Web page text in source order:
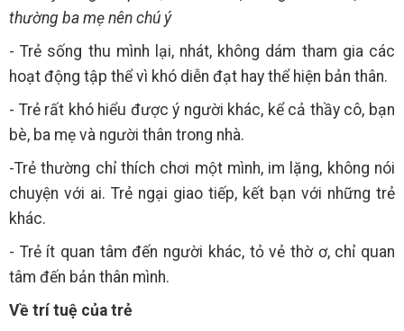
thường ba mẹ nên chú ý
- Trẻ sống thu mình lại, nhát, không dám tham gia các
hoạt động tập thể vì khó diễn đạt hay thể hiện bản thân.
- Trẻ rất khó hiểu được ý người khác, kể cả thầy cô, bạn
bè, ba mẹ và người thân trong nhà.
-Trẻ thường chỉ thích chơi một mình, im lặng, không nói
chuyện với ai. Trẻ ngại giao tiếp, kết bạn với những trẻ
khác.
- Trẻ ít quan tâm đến người khác, tỏ vẻ thờ ơ, chỉ quan
tâm đến bản thân mình.
Về trí tuệ của trẻ